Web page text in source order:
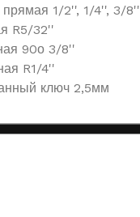
1/2'', 1/4'', 3/8''
R5/32''
90о 3/8''
R1/4''
ключ 2,5мм